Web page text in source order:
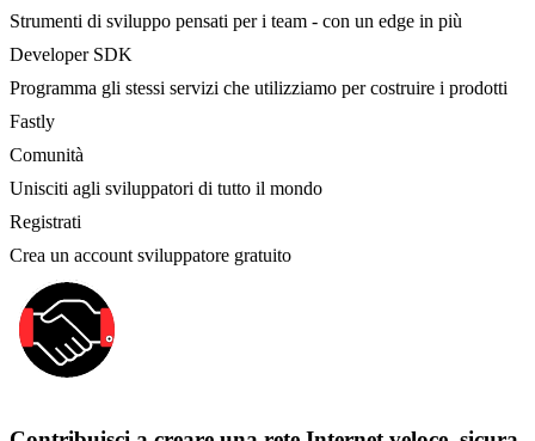
Strumenti di sviluppo pensati per i team - con un edge in più
Developer SDK
Programma gli stessi servizi che utilizziamo per costruire i prodotti
Fastly
Comunità
Unisciti agli sviluppatori di tutto il mondo
Registrati
Crea un account sviluppatore gratuito